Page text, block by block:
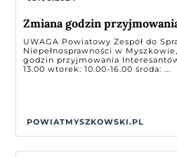
Zmiana godzin
UWAGA Powiatowy Zespół do
Niepełnosprawności w
godzin przyjmowania
13.00 wtorek: 10.00-16.00 środa: ...
POWIATMYSZKOWSKI.PL